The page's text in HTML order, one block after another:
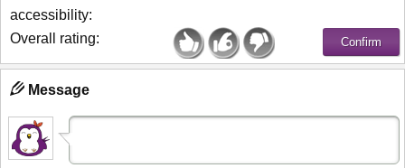
accessibility:
Overall rating:
Message